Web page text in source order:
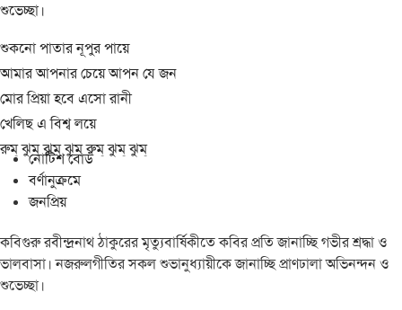
শুভেচ্ছা।
শুকনো পাতার নূপুর পায়ে
আমার আপনার চেয়ে আপন যে জন
মোর প্রিয়া হবে এসো রানী
খেলিছ এ বিশ্ব লয়ে
রুম্ ঝুম্ ঝুম্ ঝুম্ রুম্ ঝুম্ ঝুম্
নোটিশ বোর্ড
বর্ণানুক্রমে
জনপ্রিয়
কবিগুরু রবীন্দ্রনাথ ঠাকুরের মৃত্যুবার্ষিকীতে কবির প্রতি জানাচ্ছি গভীর শ্রদ্ধা ও
ভালবাসা। নজরুলগীতির সকল শুভানুধ্যায়ীকে জানাচ্ছি প্রাণঢালা অভিনন্দন ও
শুভেচ্ছা।